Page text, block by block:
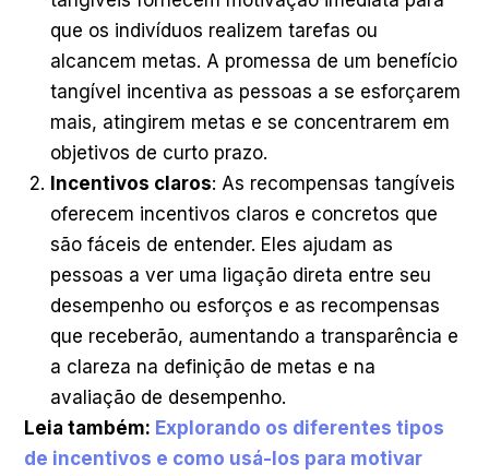
que os indivíduos realizem tarefas ou
alcancem metas. A promessa de um benefício
tangível incentiva as pessoas a se esforçarem
mais, atingirem metas e se concentrarem em
objetivos de curto prazo.
Incentivos claros: As recompensas tangíveis
oferecem incentivos claros e concretos que
são fáceis de entender. Eles ajudam as
pessoas a ver uma ligação direta entre seu
desempenho ou esforços e as recompensas
que receberão, aumentando a transparência e
a clareza na definição de metas e na
avaliação de desempenho.
Leia também: Explorando os diferentes tipos
de incentivos e como usá-los para motivar